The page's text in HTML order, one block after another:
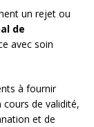
un rejet ou
de
avec soin
à fournir
cours de validité,
et de